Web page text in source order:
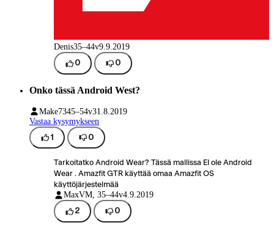
Denis35–44v9.9.2019
0 0
Onko tässä Android West?
Make7345–54v31.8.2019
Vastaa kysymykseen
1 0
Tarkoitatko Android Wear? Tässä mallissa EI ole Android
Wear . Amazfit GTR käyttää omaa Amazfit OS
käyttöjärjestelmää
MaxVM, 35–44v4.9.2019
2 0